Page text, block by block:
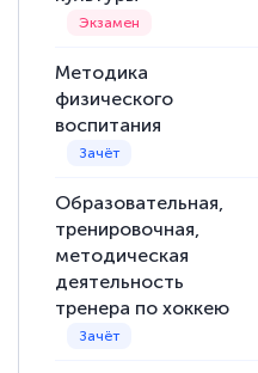
Методика
физического
воспитания
Образовательная,
тренировочная,
методическая
деятельность
тренера по хоккею